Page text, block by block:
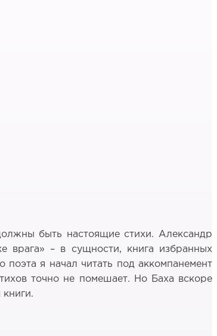
быть настоящие стихи. Александр
врага» – в сущности, книга избранных
поэта я начал читать под аккомпанемент
точно не помешает. Но Баха вскоре